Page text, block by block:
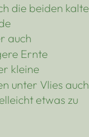
die beiden kalte
auch
Ernte
kleine
unter Vlies auch
etwas zu